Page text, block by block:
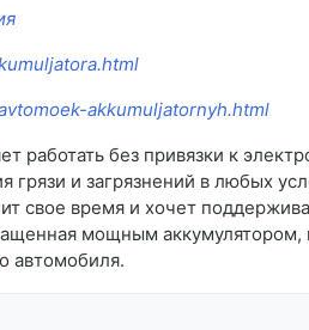
akkumuljatornyh.html
работать без привязки к
грязи и загрязнений в любых
свое время и хочет
мощным
автомобиля.